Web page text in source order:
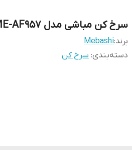
سرخ کن مباشی مدل ME-AF957
برند:Mebashi
دسته‌بندی: سرخ کن